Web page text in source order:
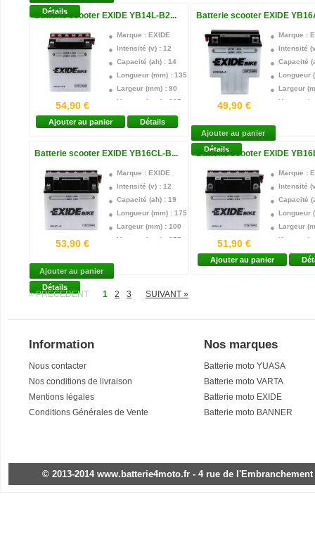
Garantie : 1 an
Détails
Garantie :
Batterie scooter EXIDE YB14L-B2...
Marque : EXIDE
Intensité (v) : 12
Capacité (ah) : 14
Longueur (mm) : 135
Largeur (mm) : 90
Hauteur (mm) : 165
Technologie : Plomb acide
Borne + : Droite
Garantie : 1 an
54,90 €
Ajouter au panier Détails
Batterie scooter EXIDE
Marque :
Intensité
Capacité
Longueur
Largeur
Hauteur
Garantie :
49,90 €
Ajouter au panier
Détails
Batterie scooter EXIDE YB16CL-B...
Marque : EXIDE
Intensité (v) : 12
Capacité (ah) : 19
Longueur (mm) : 175
Largeur (mm) : 100
Hauteur (mm) : 175
Technologie : Plomb acide
Garantie : 1 an
53,90 €
Ajouter au panier
Détails
Batterie scooter EXIDE
Marque :
Intensité
Capacité
Longueur
Largeur
Hauteur
Borne + :
51,90 €
Ajouter au panier
« PRÉCÉDENT 1 2 3 SUIVANT »
Information
Nous contacter
Nos conditions de livraison
Mentions légales
Conditions Générales de Vente
Nos marques
Batterie moto YUASA
Batterie moto VARTA
Batterie moto EXIDE
Batterie moto BANNER
© 2013-2014 www.batterie4moto.fr - 4 rue de